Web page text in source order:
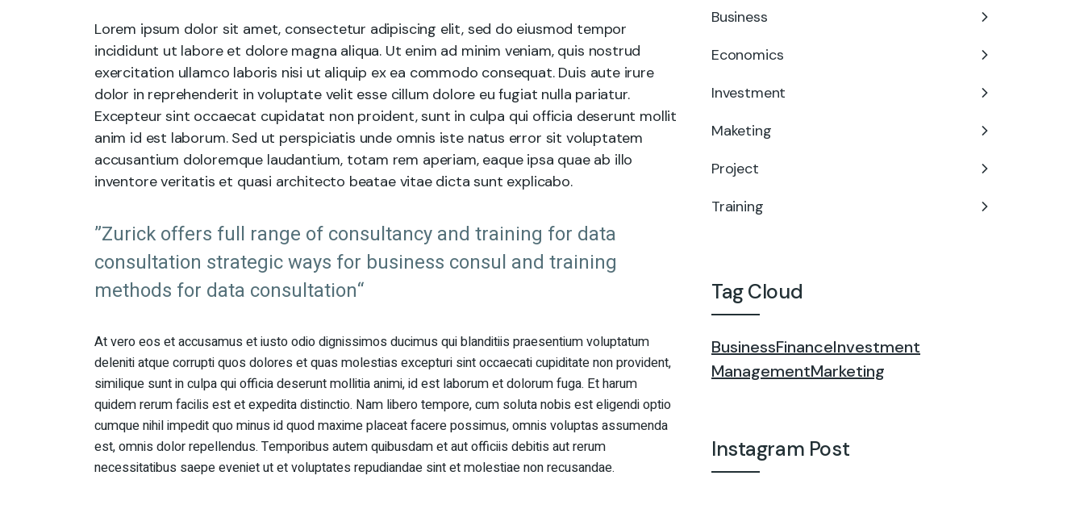
Lorem ipsum dolor sit amet, consectetur adipiscing elit, sed do eiusmod tempor
incididunt ut labore et dolore magna aliqua. Ut enim ad minim veniam, quis nostrud
exercitation ullamco laboris nisi ut aliquip ex ea commodo consequat. Duis aute irure
dolor in reprehenderit in voluptate velit esse cillum dolore eu fugiat nulla pariatur.
Excepteur sint occaecat cupidatat non proident, sunt in culpa qui officia deserunt mollit
anim id est laborum. Sed ut perspiciatis unde omnis iste natus error sit voluptatem
accusantium doloremque laudantium, totam rem aperiam, eaque ipsa quae ab illo
inventore veritatis et quasi architecto beatae vitae dicta sunt explicabo.
”Zurick offers full range of consultancy and training for data
consultation strategic ways for business consul and training
methods for data consultation“
At vero eos et accusamus et iusto odio dignissimos ducimus qui blanditiis praesentium voluptatum
deleniti atque corrupti quos dolores et quas molestias excepturi sint occaecati cupiditate non provident,
similique sunt in culpa qui officia deserunt mollitia animi, id est laborum et dolorum fuga. Et harum
quidem rerum facilis est et expedita distinctio. Nam libero tempore, cum soluta nobis est eligendi optio
cumque nihil impedit quo minus id quod maxime placeat facere possimus, omnis voluptas assumenda
est, omnis dolor repellendus. Temporibus autem quibusdam et aut officiis debitis aut rerum
necessitatibus saepe eveniet ut et voluptates repudiandae sint et molestiae non recusandae.
Business
Economics
Investment
Maketing
Project
Training
Tag Cloud
BusinessFinanceInvestment
ManagementMarketing
Instagram Post